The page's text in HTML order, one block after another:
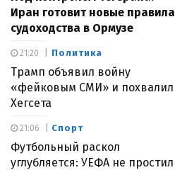
Иран готовит новые правила
судоходства в Ормузе
Политика
Трамп объявил войну
«фейковым СМИ» и похвалил
Хегсета
21:20
Спорт
Футбольный раскол
углубляется: УЕФА не простил
21:06